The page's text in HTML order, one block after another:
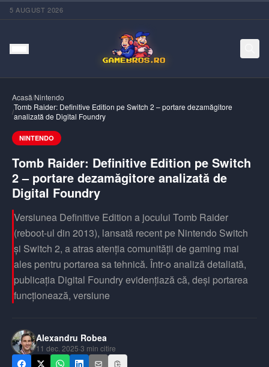
5 AUGUST 2026
Acasă/Nintendo
/Tomb Raider: Definitive Edition pe Switch 2 – portare dezamăgitore
analizată de Digital Foundry
NINTENDO
Tomb Raider: Definitive Edition pe Switch
2 – portare dezamăgitore analizată de
Digital Foundry
Versiunea Definitive Edition a jocului Tomb Raider
(reboot-ul din 2013), lansată recent pe Nintendo Switch
și Switch 2, a atras atenția comunității de gaming mai
ales pentru portarea sa tehnică. Într-o analiză detaliată,
publicația Digital Foundry evidențiază că, deși portarea
funcționează, versiune
Alexandru Robea
11 dec. 2025·3 min citire